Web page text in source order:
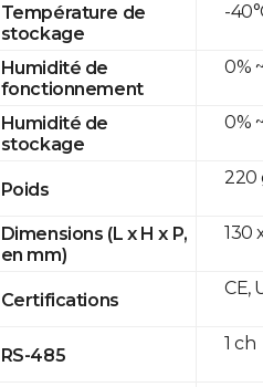
Température de
stockage
Humidité de
fonctionnement
Humidité de
stockage
Poids
Dimensions (L x H x P,
en mm)
Certifications
RS-485
-
0%
0%
220
130
CE,
1 ch